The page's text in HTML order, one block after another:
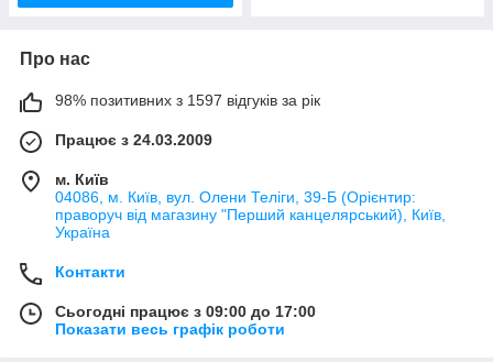
Про нас
98% позитивних з 1597 відгуків за рік
Працює з 24.03.2009
м. Київ
04086, м. Київ, вул. Олени Теліги, 39-Б (Орієнтир:
праворуч від магазину "Перший канцелярський), Київ,
Україна
Контакти
Сьогодні працює з 09:00 до 17:00
Показати весь графік роботи